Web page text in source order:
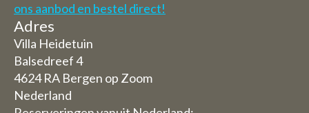
ons aanbod en bestel direct!
Adres
Villa Heidetuin
Balsedreef 4
4624 RA Bergen op Zoom
Nederland